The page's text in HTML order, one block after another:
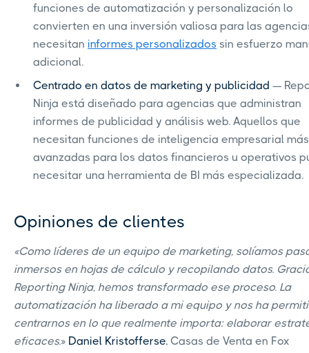
funciones de automatización y personalización lo
convierten en una inversión valiosa para las
necesitan informes personalizados sin esfuerzo
adicional.
Centrado en datos de marketing y publicidad —
Ninja está diseñado para agencias que administran
informes de publicidad y análisis web. Aquellos que
necesitan funciones de inteligencia empresarial más
avanzadas para los datos financieros u operativos
necesitar una herramienta de BI más especializada.
Opiniones de clientes
«Como líderes de un equipo de marketing, solíamos
inmersos en hojas de cálculo y recopilando datos.
Reporting Ninja, hemos transformado ese proceso. La
automatización ha liberado a mi equipo y nos ha
centrarnos en lo que realmente importa: elaborar
eficaces.» Daniel Kristofferse. Casas de Venta en Fox